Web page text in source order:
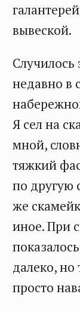
вывеской.
Случилось
недавно в
Я сел на
мной,
тяжкий
по другую
же
иное. При
далеко, но
просто